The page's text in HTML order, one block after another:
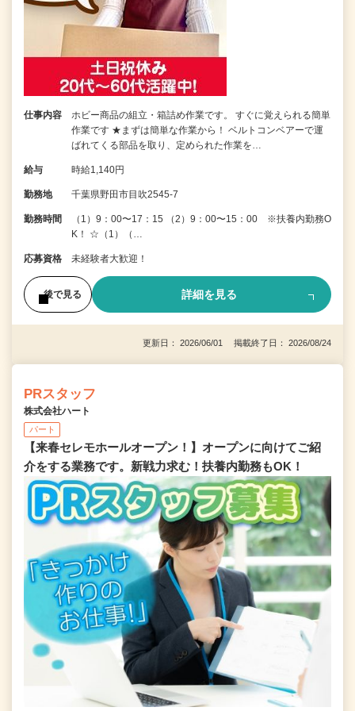
仕事内容
ホビー商品の組立・箱詰め作業です。 すぐに覚えられる簡単
作業です ★まずは簡単な作業から！ ベルトコンベアーで運
ばれてくる部品を取り、定められた作業を…
給与 時給1,140円
勤務地 千葉県野田市目吹2545-7
勤務時間
（1）9：00〜17：15 （2）9：00〜15：00 ※扶養内勤務O
K！ ☆（1）（…
応募資格 未経験者大歓迎！
後で見る 詳細を見る
更新日： 2026/06/01 掲載終了日： 2026/08/24
PRスタッフ
株式会社ハート
パート
【来春セレモホールオープン！】オープンに向けてご紹
介をする業務です。新戦力求む！扶養内勤務もOK！